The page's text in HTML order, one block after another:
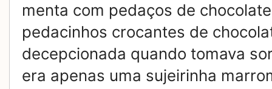
menta com pedaços de
pedacinhos crocantes de
decepcionada quando tomava
era apenas uma sujeirinha